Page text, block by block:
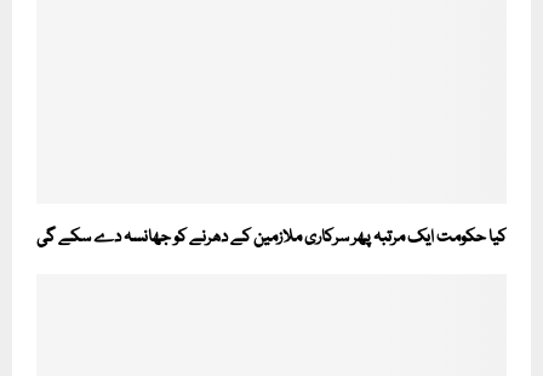
کیا حکومت ایک مرتبہ پھر سرکاری ملازمین کے دھرنے کو جھانسہ دے سکے گی